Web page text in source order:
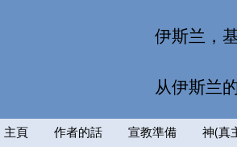
伊斯兰，
从伊斯兰
主頁 作者的話 宣教準備 神(真